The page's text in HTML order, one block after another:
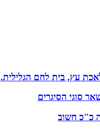
עץ, בית לחם הגלילית.
סוגי הסיגרים